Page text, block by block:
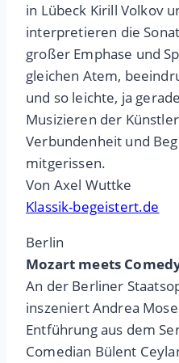
in Lübeck Kirill Volkov
interpretieren die
großer Emphase und
gleichen Atem,
und so leichte, ja
Musizieren der
Verbundenheit und
mitgerissen.
Von Axel Wuttke
Klassik-begeistert.de
Berlin
Mozart meets
An der Berliner
inszeniert Andrea
Entführung aus dem
Comedian Bülent